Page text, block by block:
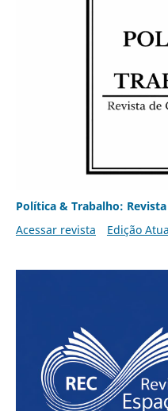
Política & Trabalho:
Acessar revista
Edição